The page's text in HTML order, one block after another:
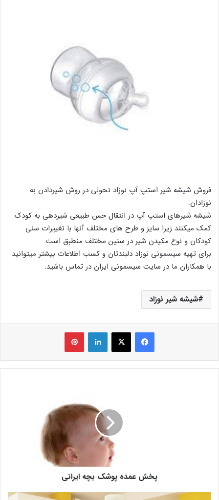
فروش شیشه شیر استپ آپ نوزاد تحولی در روش شیردادن به
نوزادان.
شیشه شیرهای استپ آپ در انتقال حس طبیعی شیردهی به کودک
کمک میکنند زیرا سایز و طرح های مختلف آنها با تغییرات سنی
کودکان و نوع مکیدن شیر در سنین مختلف منطبق است.
برای تهیه سیسمونی نوزاد دلبندتان و کسب اطلاعات بیشتر میتوانید
با همکاران ما در سایت سیسمونی ایران در تماس باشید.
شیشه شیر نوزاد
فیس بوک X لینکدین ‫پین‌ترست
پخش عمده پوشک بچه ایرانی